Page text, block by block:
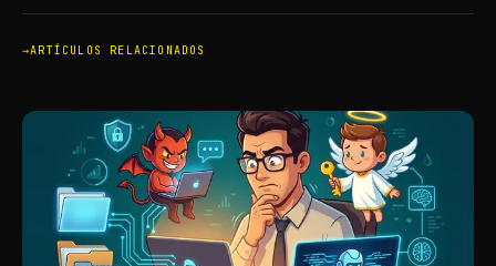
ARTÍCULOS RELACIONADOS